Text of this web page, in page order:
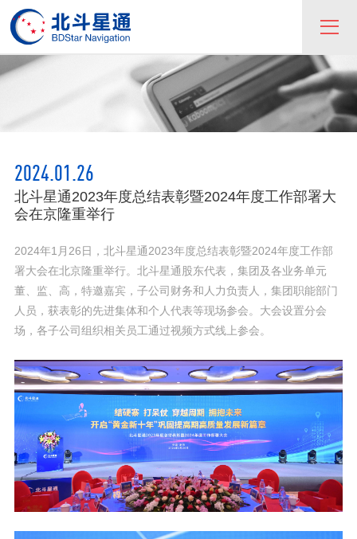
2024.01.26
北斗星通2023年度总结表彰暨2024年度工作部署大
会在京隆重举行
2024年1月26日，北斗星通2023年度总结表彰暨2024年度工作部
署大会在北京隆重举行。北斗星通股东代表，集团及各业务单元
董、监、高，特邀嘉宾，子公司财务和人力负责人，集团职能部门
人员，获表彰的先进集体和个人代表等现场参会。大会设置分会
场，各子公司组织相关员工通过视频方式线上参会。